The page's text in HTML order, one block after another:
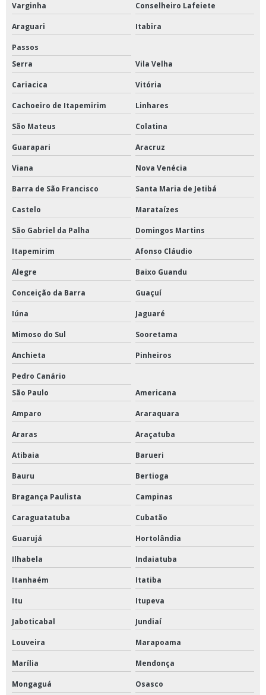
Concentradores de amostras
Estufa a vácuo
Estufa de esterilização
Estufa de esterilização e secagem para laboratório
Estufa de esterilização hospitalar
Estufa para secagem de amostras
Evaporador a vácuo
Evaporador para laboratório
Homogeneizador de amostras tipo stomacher
Homogeneizador em v
Homogeneizador em y
Homogeneizador stomacher
Incubadora shaker refrigerada de piso
Liofilizador de laboratório
Mesa agitadora com movimento orbital
Mesa agitadora para solos
Mesa necropsia inox
Mesa para necropsia com cuba
Moinho de bolas de bancada
Moinho de facas para laboratório
Prensa hidráulica para laboratório
Prensa para laboratório
Reator fermentador
Stomacher de laboratório
Câmara de germinação
Banho para ductilímetro
Câmara de germinação tipo bod
Câmara de germinação tipo mangelsdorf
Reator fermentador comprar
Britador de mandíbula a venda
Centrifuga de petróleo comprar
Varginha Conselheiro Lafeiete
Araguari Itabira
Passos
Serra
Vila Velha
Cariacica Vitória
Cachoeiro de Itapemirim Linhares
São Mateus Colatina
Guarapari Aracruz
Viana Nova Venécia
Barra de São Francisco Santa Maria de Jetibá
Castelo Marataízes
São Gabriel da Palha Domingos Martins
Itapemirim Afonso Cláudio
Alegre Baixo Guandu
Conceição da Barra Guaçuí
Iúna Jaguaré
Mimoso do Sul Sooretama
Anchieta Pinheiros
Pedro Canário
São Paulo
Americana
Amparo Araraquara
Araras Araçatuba
Atibaia Barueri
Bauru Bertioga
Bragança Paulista Campinas
Caraguatatuba Cubatão
Guarujá Hortolândia
Ilhabela Indaiatuba
Itanhaém Itatiba
Itu Itupeva
Jaboticabal Jundiaí
Louveira Marapoama
Marília Mendonça
Mongaguá Osasco